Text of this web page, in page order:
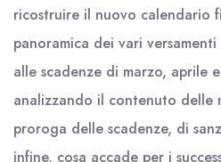
ricostruire il nuovo calendario
panoramica dei vari
alle scadenze di marzo, aprile
analizzando il contenuto delle
proroga delle scadenze, di
infine, cosa accade per i